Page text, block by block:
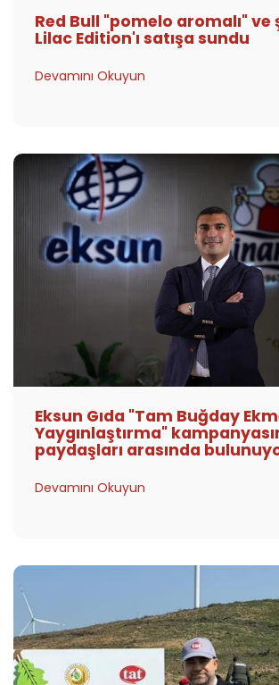
Red Bull "pomelo aromalı" ve
Lilac Edition'ı satışa sundu
Devamını Okuyun
Eksun Gıda "Tam Buğday
Yaygınlaştırma"
paydaşları arasında
Devamını Okuyun